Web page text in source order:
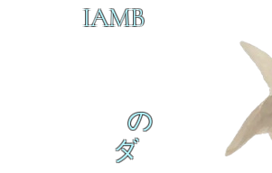
IAMB
の
ダ